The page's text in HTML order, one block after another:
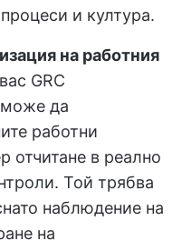
и култура.
на работния
GRC
може да
работни
отчитане в реално
Той трябва
наблюдение на
на